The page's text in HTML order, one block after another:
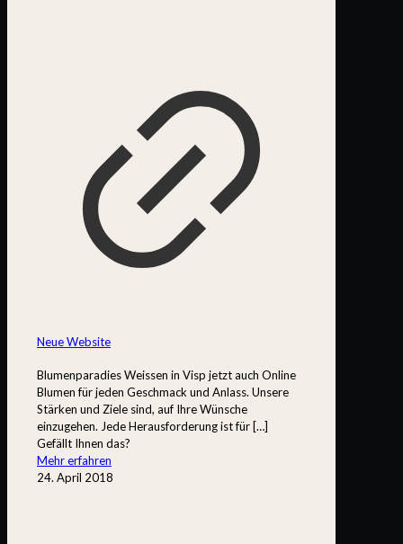
Neue Website
Blumenparadies Weissen in Visp jetzt auch Online
Blumen für jeden Geschmack und Anlass. Unsere
Stärken und Ziele sind, auf Ihre Wünsche
einzugehen. Jede Herausforderung ist für […]
Gefällt Ihnen das?
Mehr erfahren
24. April 2018